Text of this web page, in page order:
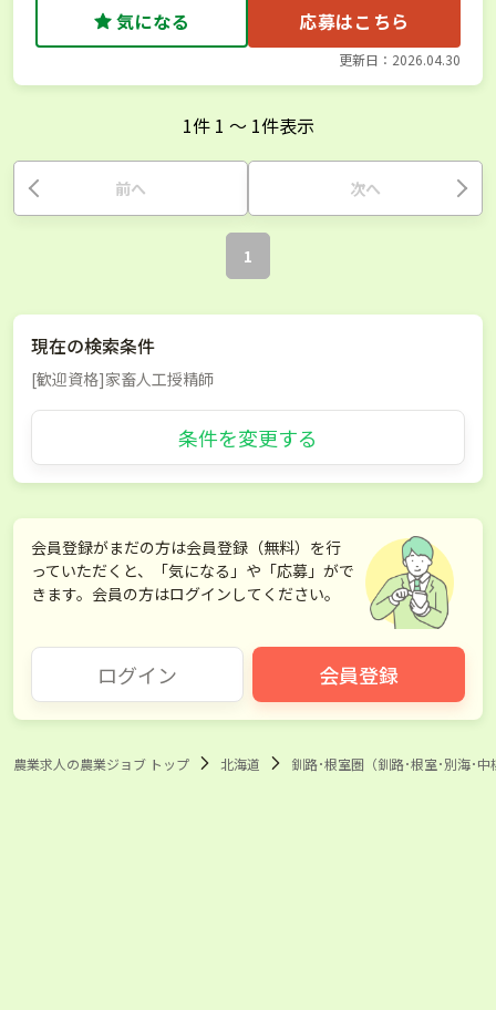
気になる 応募はこちら
更新日：2026.04.30
1件 1 〜 1件表示
前へ 次へ
1
現在の検索条件
[歓迎資格]家畜人工授精師
条件を変更する
会員登録がまだの方は会員登録（無料）を行
っていただくと、「気になる」や「応募」がで
きます。会員の方はログインしてください。
ログイン 会員登録
農業求人の農業ジョブ トップ 北海道 釧路･根室圏（釧路･根室･別海･中